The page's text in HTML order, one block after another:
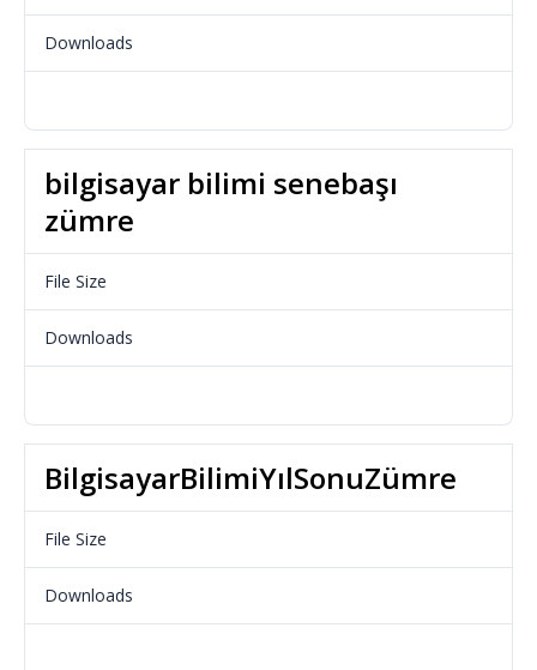
Downloads
bilgisayar bilimi senebaşı
zümre
File Size
Downloads
BilgisayarBilimiYılSonuZümre
File Size
Downloads